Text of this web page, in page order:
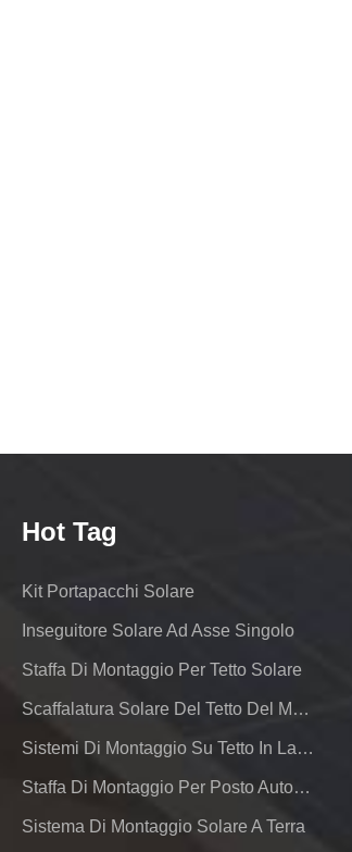
Hot Tag
Kit Portapacchi Solare
Inseguitore Solare Ad Asse Singolo
Staffa Di Montaggio Per Tetto Solare
Scaffalatura Solare Del Tetto Del Metallo
Sistemi Di Montaggio Su Tetto In Lamiera Fotovoltaica
Staffa Di Montaggio Per Posto Auto Coperto Solare Residenziale
Sistema Di Montaggio Solare A Terra